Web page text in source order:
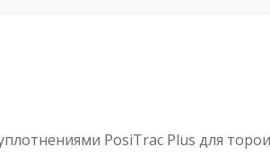
PosiTrac Plus для